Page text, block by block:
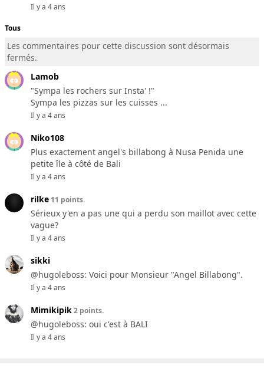
Il y a 4 ans
Tous
Les commentaires pour cette discussion sont désormais
fermés.
Lamob
"Sympa les rochers sur Insta' !"
Sympa les pizzas sur les cuisses ...
Il y a 4 ans
Niko108
Plus exactement angel's billabong à Nusa Penida une
petite île à côté de Bali
Il y a 4 ans
rilke 11 points.
Sérieux y'en a pas une qui a perdu son maillot avec cette
vague?
Il y a 4 ans
sikki
@hugoleboss: Voici pour Monsieur "Angel Billabong".
Il y a 4 ans
Mimikipik2 points.
@hugoleboss: oui c'est à BALI
Il y a 4 ans